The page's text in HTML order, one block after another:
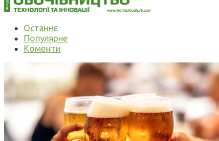
Останнє
Популярне
Коменти